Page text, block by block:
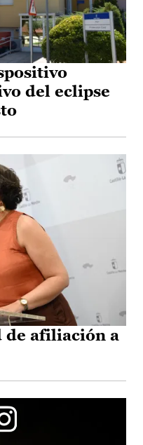
del eclipse
de afiliación a